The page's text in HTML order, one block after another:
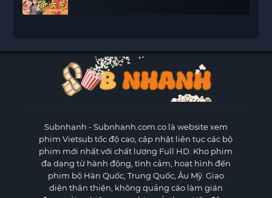
Subnhanh - Subnhanh.com.co là website xem
phim Vietsub tốc độ cao, cập nhật liên tục các bộ
phim mới nhất với chất lượng Full HD. Kho phim
đa dạng từ hành động, tình cảm, hoạt hình đến
phim bộ Hàn Quốc, Trung Quốc, Âu Mỹ. Giao
diện thân thiện, không quảng cáo làm gián